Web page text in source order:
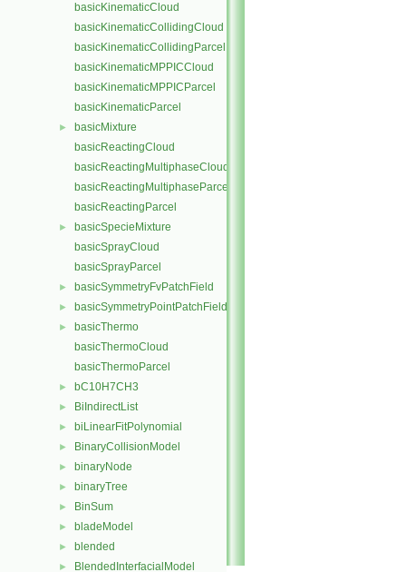
basicKinematicCloud
basicKinematicCollidingCloud
basicKinematicCollidingParcel
basicKinematicMPPICCloud
basicKinematicMPPICParcel
basicKinematicParcel
►
basicMixture
basicReactingCloud
basicReactingMultiphaseCloud
basicReactingMultiphaseParcel
basicReactingParcel
►
basicSpecieMixture
basicSprayCloud
basicSprayParcel
► basicSymmetryFvPatchField
► basicSymmetryPointPatchField
►
basicThermo
basicThermoCloud
basicThermoParcel
► bC10H7CH3
► BiIndirectList
► biLinearFitPolynomial
► BinaryCollisionModel
► binaryNode
► binaryTree
► BinSum
► bladeModel
► blended
► BlendedInterfacialModel